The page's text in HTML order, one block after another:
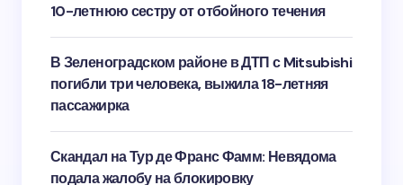
10-летнюю сестру от отбойного течения
В Зеленоградском районе в ДТП с Mitsubishi
погибли три человека, выжила 18-летняя
пассажирка
Скандал на Тур де Франс Фамм: Невядома
подала жалобу на блокировку